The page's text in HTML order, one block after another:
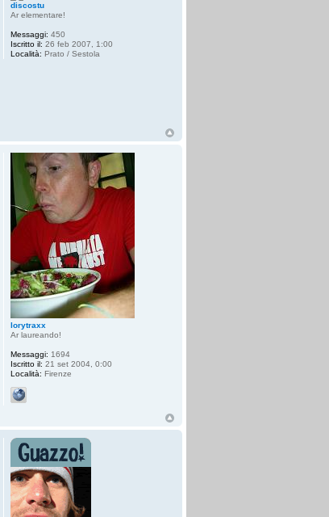
discostu
Ar elementare!
Messaggi: 450
Iscritto il: 26 feb 2007, 1:00
Località: Prato / Sestola
lorytraxx
Ar laureando!
Messaggi: 1694
Iscritto il: 21 set 2004, 0:00
Località: Firenze